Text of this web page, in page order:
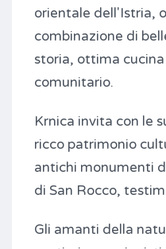
orientale dell'Istria,
combinazione di
storia, ottima
comunitario.
Krnica invita con le
ricco patrimonio
antichi monumenti
di San Rocco,
Gli amanti della